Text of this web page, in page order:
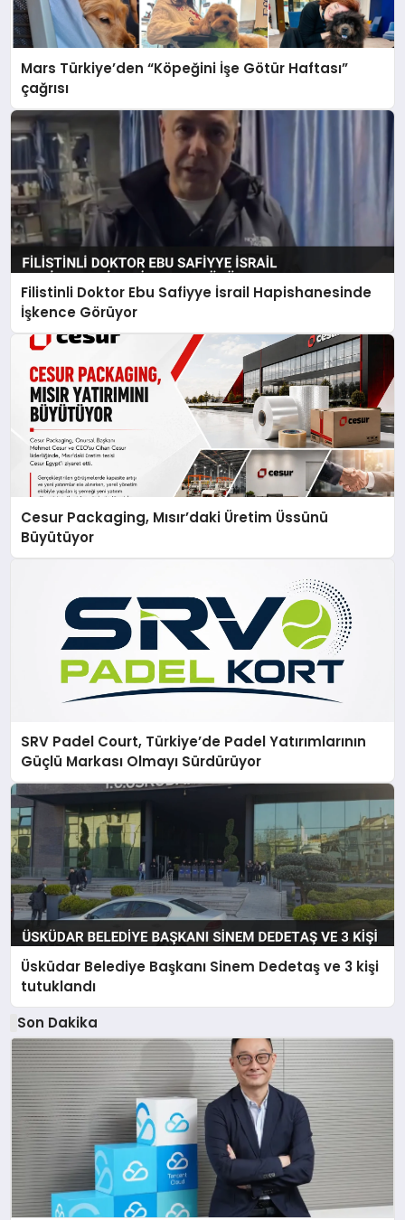
Mars Türkiye’den “Köpeğini İşe Götür Haftası”
çağrısı
Filistinli Doktor Ebu Safiyye İsrail Hapishanesinde
İşkence Görüyor
Cesur Packaging, Mısır’daki Üretim Üssünü
Büyütüyor
SRV Padel Court, Türkiye’de Padel Yatırımlarının
Güçlü Markası Olmayı Sürdürüyor
Üsküdar Belediye Başkanı Sinem Dedetaş ve 3 kişi
tutuklandı
Son Dakika